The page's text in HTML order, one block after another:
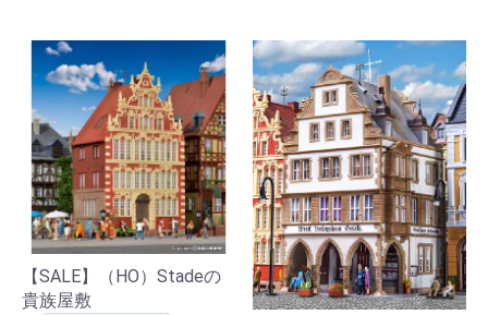
【SALE】（HO）Stadeの
貴族屋敷